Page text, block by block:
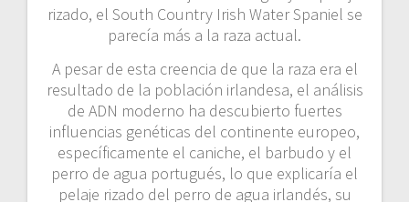
rizado, el South Country Irish Water Spaniel se
parecía más a la raza actual.
A pesar de esta creencia de que la raza era el
resultado de la población irlandesa, el análisis
de ADN moderno ha descubierto fuertes
influencias genéticas del continente europeo,
específicamente el caniche, el barbudo y el
perro de agua portugués, lo que explicaría el
pelaje rizado del perro de agua irlandés, su